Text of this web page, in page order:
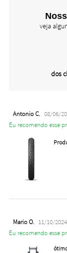
veja
dos
Antonio C. 08/06/
Eu recomendo esse
Mario O. 11/10/2024
Eu recomendo esse